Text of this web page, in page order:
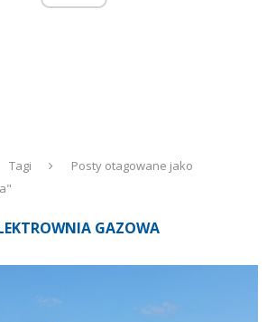
Tagi
Posty otagowane jako
GAZOWA